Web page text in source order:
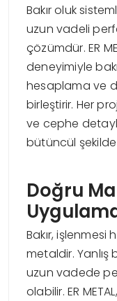
Bakır oluk
uzun vadeli
çözümdür. ER
deneyimiyle
hesaplama ve
birleştirir. Her
ve cephe
bütüncül şekilde
Doğru
Bakır,
metaldir.
uzun vadede
olabilir. ER